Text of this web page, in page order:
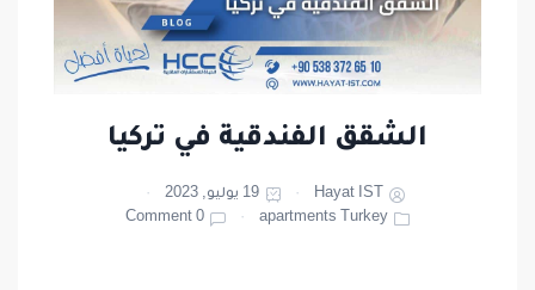
الشقق الفندقية في تركيا
Hayat IST
19 يوليو, 2023
apartments Turkey
0 Comment